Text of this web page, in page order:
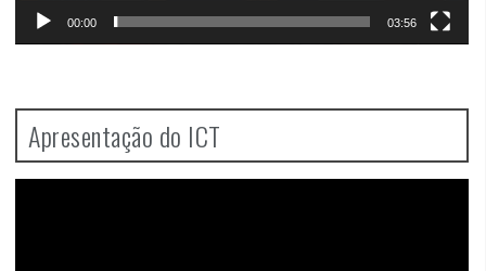
00:00 03:56
Apresentação do ICT